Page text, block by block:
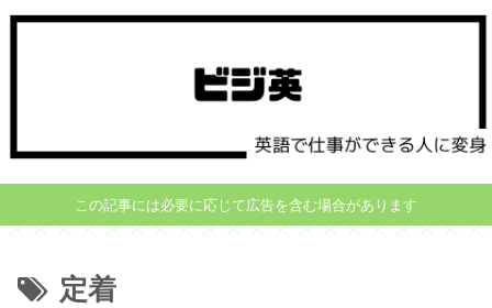
この記事には必要に応じて広告を含む場合があります
定着